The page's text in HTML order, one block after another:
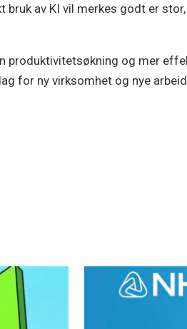
av KI vil merkes godt er
produktivitetsøkning og mer
for ny virksomhet og nye